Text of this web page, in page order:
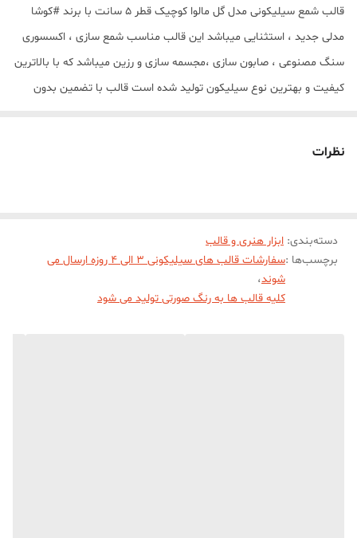
قالب شمع سیلیکونی مدل گل مالوا کوچیک قطر 5 سانت با برند #کوشا
مدلی جدید ، استثنایی میباشد این قالب مناسب شمع سازی ، اکسسوری
سنگ مصنوعی ، صابون سازی ،مجسمه سازی و رزین میباشد که با بالاترین
کیفیت و بهترین نوع سیلیکون تولید شده است قالب با تضمین بدون
نظرات
دسته‌بندی: ابزار هنری و قالب
برچسب‌ها :
سفارشات قالب های سیلیکونی 3 الی 4 روزه ارسال می
شوند،
کلیه قالب ها به رنگ صورتی تولید می شود